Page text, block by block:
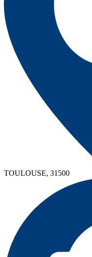
TOULOUSE, 31500